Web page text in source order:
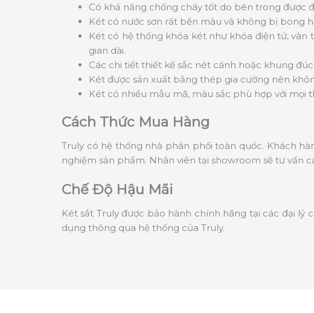
Có khả năng chống cháy tốt do bên trong được
Két có nước sơn rất bền màu và không bị bong
Két có hệ thống khóa két như khóa điện tử, vân
gian dài.
Các chi tiết thiết kế sắc nét cánh hoặc khung
Két được sản xuất bằng thép gia cường nên
Két có nhiều mẫu mã, màu sắc phù hợp với mọi
Cách Thức Mua Hàng
Truly có hệ thống nhà phân phối toàn quốc. Khách
nghiệm sản phẩm. Nhân viên tại showroom sẽ tư vấn
Chế Độ Hậu Mãi
Két sắt Truly được bảo hành chính hãng tại các đại
dụng thông qua hệ thống của Truly.